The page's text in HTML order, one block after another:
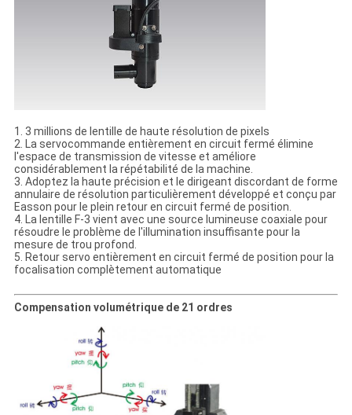
1. 3 millions de lentille de haute résolution de pixels
2. La servocommande entièrement en circuit fermé élimine
l'espace de transmission de vitesse et améliore
considérablement la répétabilité de la machine.
3. Adoptez la haute précision et le dirigeant discordant de forme
annulaire de résolution particulièrement développé et conçu par
Easson pour le plein retour en circuit fermé de position.
4. La lentille F-3 vient avec une source lumineuse coaxiale pour
résoudre le problème de l'illumination insuffisante pour la
mesure de trou profond.
5. Retour servo entièrement en circuit fermé de position pour la
focalisation complètement automatique
Compensation volumétrique de 21 ordres